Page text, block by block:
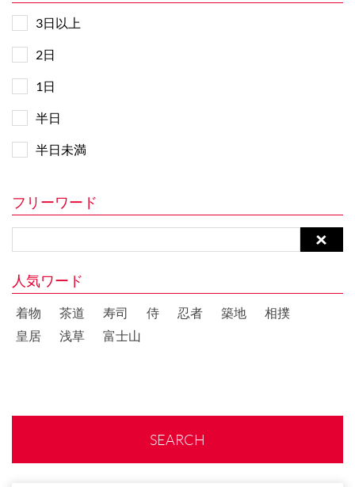
3日以上
2日
1日
半日
半日未満
フリーワード
人気ワード
着物 茶道 寿司 侍 忍者 築地
相撲
皇居
浅草 富士山
SEARCH